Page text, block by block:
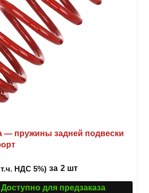
— пружины задней подвески
НДС 5%) за 2 шт
Доступно для предзаказа